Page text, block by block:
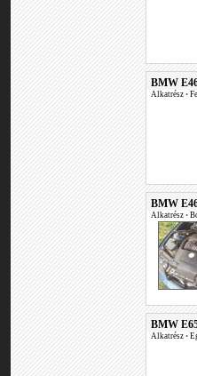
BMW
Alkatrész •
BMW
Alkatrész •
BMW
Alkatrész •